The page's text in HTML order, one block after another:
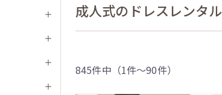
成人式のドレスレンタル
845件中（1件〜90件）